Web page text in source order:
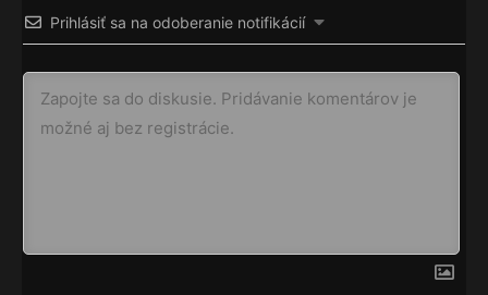
Prihlásiť sa na odoberanie notifikácií